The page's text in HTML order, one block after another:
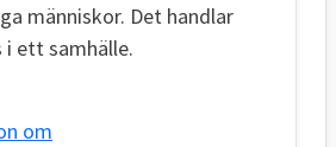
människor. Det handlar
ett samhälle.
om